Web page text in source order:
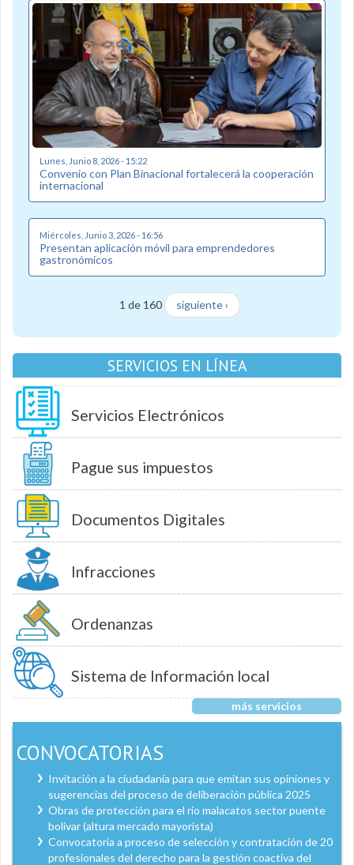
Lunes, Junio 8, 2026 - 15:22
Convenio con Plan Binacional fortalecerá la cooperación
internacional
Miércoles, Junio 3, 2026 - 16:56
Presentan aplicación móvil para emprendedores
gastronómicos
1 de 160 siguiente ›
SERVICIOS EN LÍNEA
Servicios Electrónicos
Pague sus impuestos
Documentos Digitales
Infracciones
Ordenanzas
Sistema de Información local
más servicios
CONVOCATORIAS
Invitación a la ciudadanía para que emitan sus opiniones y
sugerencias del proceso de deliberación pública 2025
Obras de protección para el río malacatos sector puente
bolívar (altura mercado mayorista)
Convocatoria a proceso de selección y contratación de 20
profesionales del derecho para la gestión coactiva del